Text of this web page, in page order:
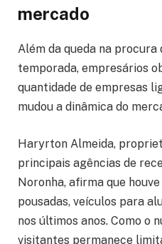
mercado
Além da queda na procura
temporada, empresários
quantidade de empresas
mudou a dinâmica do
Haryrton Almeida,
principais agências de
Noronha, afirma que
pousadas, veículos para
nos últimos anos. Como o
visitantes permanece